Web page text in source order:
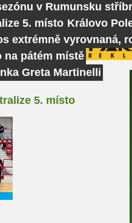
v Rumunsku
5. místo Královo
extrémně vyrovnaná,
na pátém místě
Greta Martinelli
5. místo